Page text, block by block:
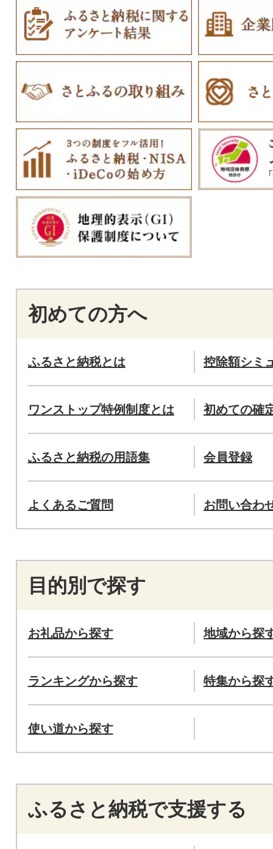
初めての方へ
ふるさと納税とは 控除額シミ
ワンストップ特例制度とは 初めての確
ふるさと納税の用語集 会員登録
よくあるご質問 お問い合わ
目的別で探す
お礼品から探す 地域から探
ランキングから探す 特集から探
使い道から探す
ふるさと納税で支援する